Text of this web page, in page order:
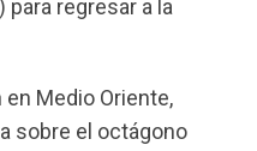
para regresar a la
Medio Oriente,
sobre el octágono